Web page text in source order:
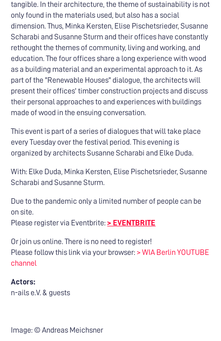
tangible. In their architecture, the theme of sustainability is not
only found in the materials used, but also has a social
dimension. Thus, Minka Kersten, Elise Pischetsrieder, Susanne
Scharabi and Susanne Sturm and their offices have constantly
rethought the themes of community, living and working, and
education. The four offices share a long experience with wood
as a building material and an experimental approach to it. As
part of the "Renewable Houses" dialogue, the architects will
present their offices' timber construction projects and discuss
their personal approaches to and experiences with buildings
made of wood in the ensuing conversation.
This event is part of a series of dialogues that will take place
every Tuesday over the festival period. This evening is
organized by architects Susanne Scharabi and Elke Duda.
With: Elke Duda, Minka Kersten, Elise Pischetsrieder, Susanne
Scharabi and Susanne Sturm.
Due to the pandemic only a limited number of people can be
on site.
Please register via Eventbrite:> EVENTBRITE
Or join us online. There is no need to register!
Please follow this link via your browser: > WIA Berlin YOUTUBE
channel
Actors:
n-ails e.V. & guests
Image: © Andreas Meichsner